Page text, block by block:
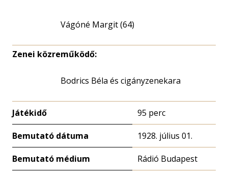
Vágóné Margit (64)
Zenei közreműködő:
Bodrics Béla és cigányzenekara
Játékidő 95 perc
Bemutató dátuma 1928. július 01.
Bemutató médium Rádió Budapest